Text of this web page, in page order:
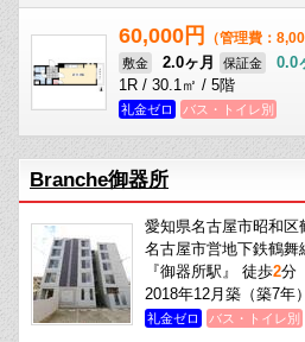
60,000円 （管理費：
敷金 2.0ヶ月 保証金 0.0
1R / 30.1㎡ / 5階
礼金ゼロ バス・トイレ別
Branche御器所
愛知県名古屋市昭和区
名古屋市営地下鉄鶴舞
『御器所駅』 徒歩2分
2018年12月築（築7年
礼金ゼロ バス・トイレ別